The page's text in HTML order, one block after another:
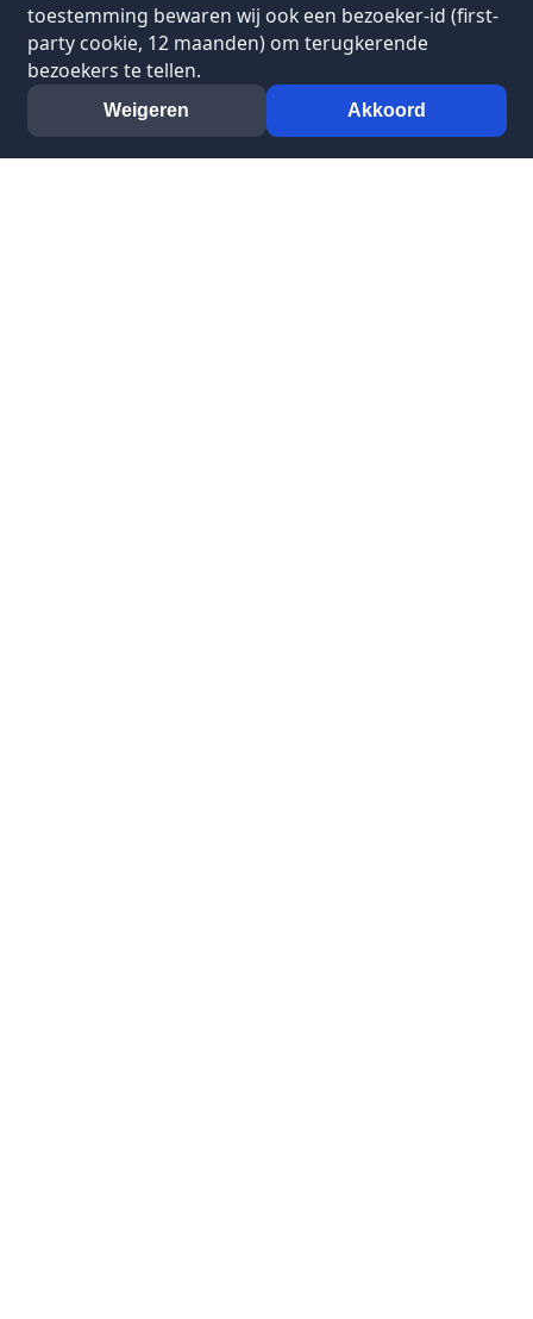
toestemming bewaren wij ook een bezoeker-id (first-
party cookie, 12 maanden) om terugkerende
bezoekers te tellen.
Weigeren Akkoord